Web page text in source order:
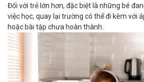
Đối với trẻ lớn hơn, đặc biệt là những bé
việc học, quay lại trường có thể đi kèm với
hoặc bài tập chưa hoàn thành.